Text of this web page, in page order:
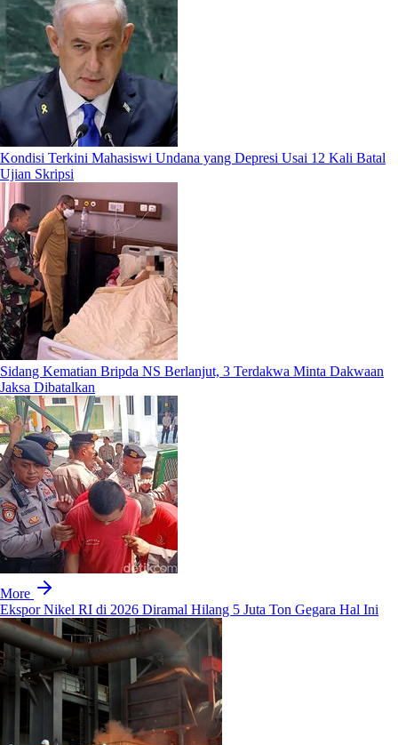
Kondisi Terkini Mahasiswi Undana yang Depresi Usai 12 Kali Batal
Ujian Skripsi
Sidang Kematian Bripda NS Berlanjut, 3 Terdakwa Minta Dakwaan
Jaksa Dibatalkan
More
Ekspor Nikel RI di 2026 Diramal Hilang 5 Juta Ton Gegara Hal Ini